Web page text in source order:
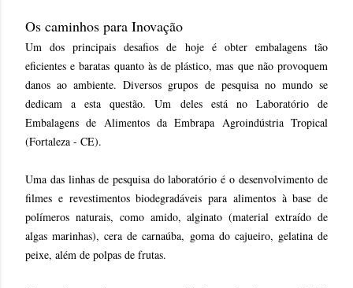
Os caminhos para Inovação
Um dos principais desafios de hoje é obter embalagens tão
eficientes e baratas quanto às de plástico, mas que não provoquem
danos ao ambiente. Diversos grupos de pesquisa no mundo se
dedicam a esta questão. Um deles está no Laboratório de
Embalagens de Alimentos da Embrapa Agroindústria Tropical
(Fortaleza - CE).
Uma das linhas de pesquisa do laboratório é o desenvolvimento de
filmes e revestimentos biodegradáveis para alimentos à base de
polímeros naturais, como amido, alginato (material extraído de
algas marinhas), cera de carnaúba, goma do cajueiro, gelatina de
peixe, além de polpas de frutas.